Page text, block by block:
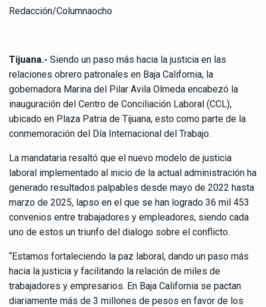
Redacción/Columnaocho
Tijuana.- Siendo un paso más hacia la justicia en las
relaciones obrero patronales en Baja California, la
gobernadora Marina del Pilar Avila Olmeda encabezó la
inauguración del Centro de Conciliación Laboral (CCL),
ubicado en Plaza Patria de Tijuana, esto como parte de la
conmemoración del Día Internacional del Trabajo.
La mandataria resaltó que el nuevo modelo de justicia
laboral implementado al inicio de la actual administración ha
generado resultados palpables desde mayo de 2022 hasta
marzo de 2025, lapso en el que se han logrado 36 mil 453
convenios entre trabajadores y empleadores, siendo cada
uno de estos un triunfo del dialogo sobre el conflicto.
“Estamos fortaleciendo la paz laboral, dando un paso más
hacia la justicia y facilitando la relación de miles de
trabajadores y empresarios. En Baja California se pactan
diariamente más de 3 millones de pesos en favor de los